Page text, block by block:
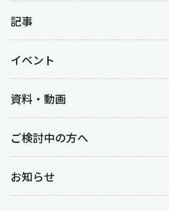
記事
イベント
資料・動画
ご検討中の方へ
お知らせ